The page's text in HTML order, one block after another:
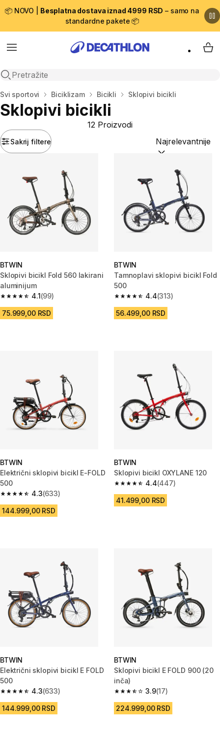
📦 NOVO | Besplatna dostava iznad 4999 RSD – samo na
standardne pakete 📦
Menu
Open search
My
Početna stranica
Svi sportovi Biciklizam Bicikli Sklopivi bicikli
Sklopivi bicikli
Sakrij filtere
12 Proizvodi
Sortiraj po:
BTWIN
Sklopivi bicikl Fold 560 lakirani
aluminijum
4.1
4.1 od 5 zvezdica from 99 Recenzije
(99)
75.999,00 RSD
BTWIN
Tamnoplavi sklopivi bicikl Fold
500
4.4
4.4 od 5 zvezdica from 313
(313)
56.499,00 RSD
BTWIN
Električni sklopivi bicikl E-FOLD
500
4.3
4.3 od 5 zvezdica from 633 Recenzije
(633)
144.999,00 RSD
BTWIN
Sklopivi bicikl OXYLANE 120
4.4
4.4 od 5 zvezdica from 447
(447)
41.499,00 RSD
BTWIN
Električni sklopivi bicikl E FOLD
500
4.3
4.3 od 5 zvezdica from 633 Recenzije
(633)
144.999,00 RSD
BTWIN
Sklopivi bicikl E FOLD 900 (20
inča)
3.9
3.9 od 5 zvezdica from 17
(17)
224.999,00 RSD